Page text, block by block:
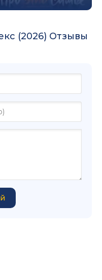
(2026) Отзывы